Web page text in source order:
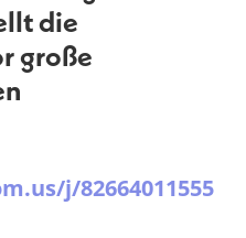
die
große
j/82664011555